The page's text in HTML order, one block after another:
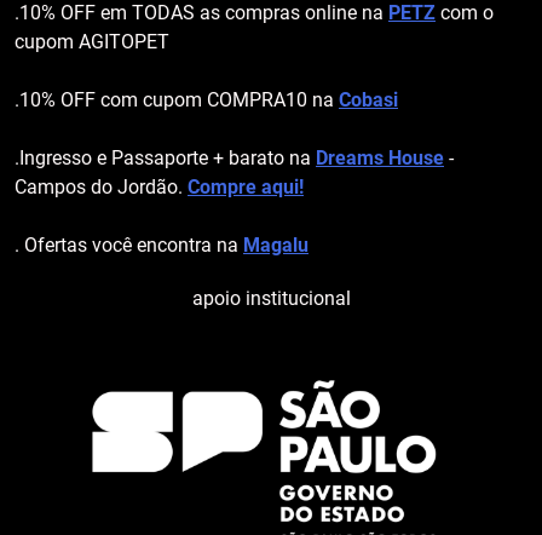
.10% OFF em TODAS as compras online na PETZ com o
cupom AGITOPET
.10% OFF com cupom COMPRA10 na Cobasi
.Ingresso e Passaporte + barato na Dreams House -
Campos do Jordão. Compre aqui!
. Ofertas você encontra na Magalu
apoio institucional